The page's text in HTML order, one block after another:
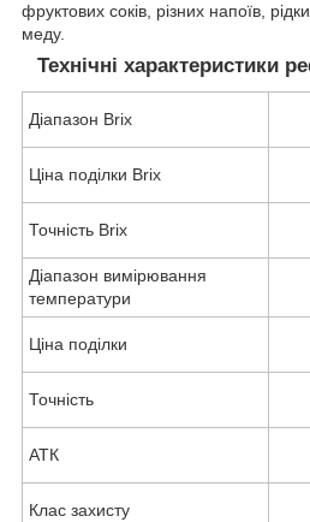
фруктових соків, різних напоїв,
меду.
Технічні характеристики
Діапазон Brix
Ціна поділки Brix
Точність Brix
Діапазон вимірювання
температури
Ціна поділки
Точність
АТК
Клас захисту